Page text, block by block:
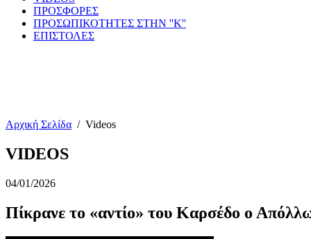
ΠΡΟΣΦΟΡΕΣ
ΠΡΟΣΩΠΙΚΟΤΗΤΕΣ ΣΤΗΝ ''Κ''
ΕΠΙΣΤΟΛΕΣ
Αρχική Σελίδα / Videos
VIDEOS
04/01/2026
Πίκρανε το «αντίο» του Καρσέδο ο